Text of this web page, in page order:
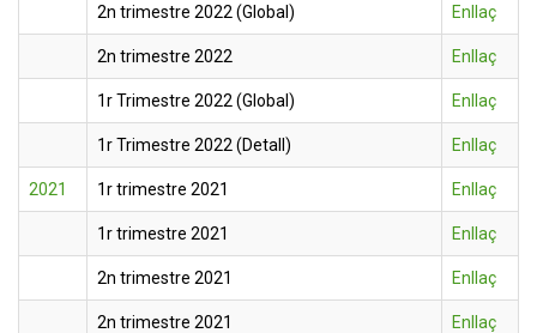
2n trimestre 2022 (Global) Enllaç
2n trimestre 2022 Enllaç
1r Trimestre 2022 (Global) Enllaç
1r Trimestre 2022 (Detall) Enllaç
2021 1r trimestre 2021 Enllaç
1r trimestre 2021 Enllaç
2n trimestre 2021 Enllaç
2n trimestre 2021 Enllaç